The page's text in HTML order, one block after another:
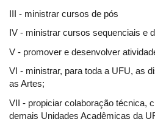
III - ministrar cursos de pós
IV - ministrar cursos sequenciais e
V - promover e desenvolver
VI - ministrar, para toda a UFU, as
as Artes;
VII - propiciar colaboração técnica,
demais Unidades Acadêmicas da